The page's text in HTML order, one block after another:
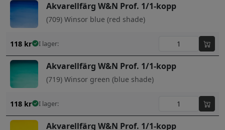
Akvarellfärg W&N Prof. 1/1-kopp
(709) Winsor blue (red shade)
118 kr I lager:
Akvarellfärg W&N Prof. 1/1-kopp
(719) Winsor green (blue shade)
118 kr I lager:
Akvarellfärg W&N Prof. 1/1-kopp